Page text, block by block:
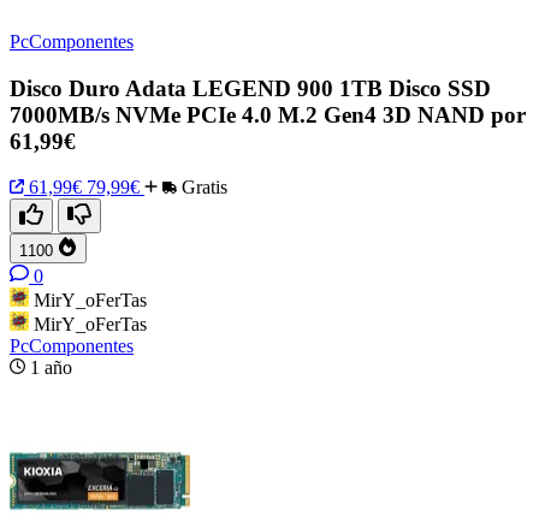
PcComponentes
Disco Duro Adata LEGEND 900 1TB Disco SSD
7000MB/s NVMe PCIe 4.0 M.2 Gen4 3D NAND por
61,99€
61,99€ 79,99€ Gratis
1100
0
MirY_oFerTas
MirY_oFerTas
PcComponentes
1 año